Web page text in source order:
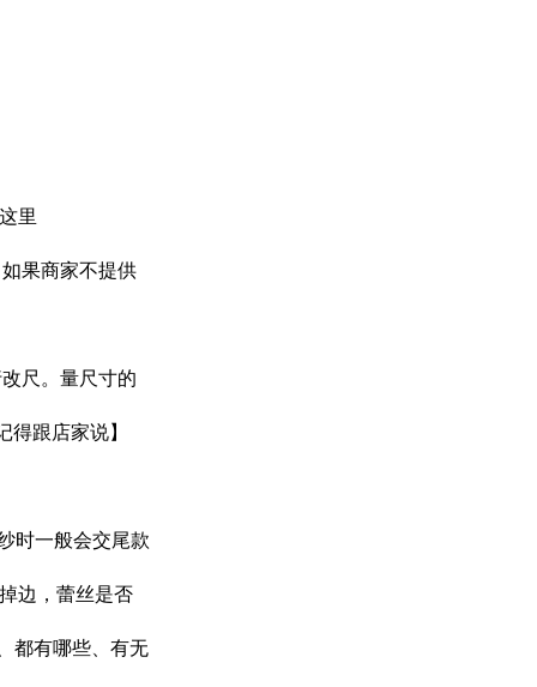
里
果商家不提供
尺。量尺寸的
跟店家说】
时一般会交尾款
边，蕾丝是否
都有哪些、有无